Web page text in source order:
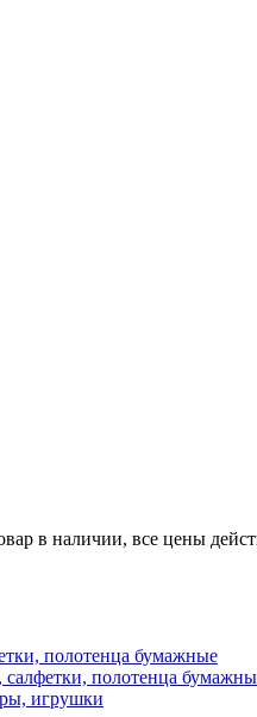
в наличии, все цены
полотенца бумажные
салфетки, полотенца
игрушки